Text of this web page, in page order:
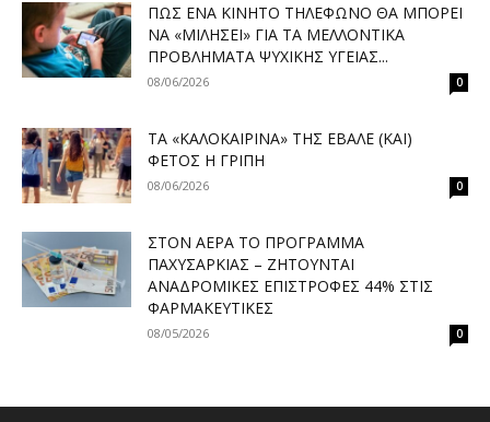
ΠΏΣ ΈΝΑ ΚΙΝΗΤΌ ΤΗΛΈΦΩΝΟ ΘΑ ΜΠΟΡΕΊ
ΝΑ «ΜΙΛΉΣΕΙ» ΓΙΑ ΤΑ ΜΕΛΛΟΝΤΙΚΆ
ΠΡΟΒΛΉΜΑΤΑ ΨΥΧΙΚΉΣ ΥΓΕΊΑΣ...
08/06/2026 0
ΤΑ «ΚΑΛΟΚΑΙΡΙΝΆ» ΤΗΣ ΈΒΑΛΕ (ΚΑΙ)
ΦΈΤΟΣ Η ΓΡΊΠΗ
08/06/2026 0
ΣΤΟΝ ΑΈΡΑ ΤΟ ΠΡΌΓΡΑΜΜΑ
ΠΑΧΥΣΑΡΚΊΑΣ – ΖΗΤΟΎΝΤΑΙ
ΑΝΑΔΡΟΜΙΚΈΣ ΕΠΙΣΤΡΟΦΈΣ 44% ΣΤΙΣ
ΦΑΡΜΑΚΕΥΤΙΚΈΣ
08/05/2026 0